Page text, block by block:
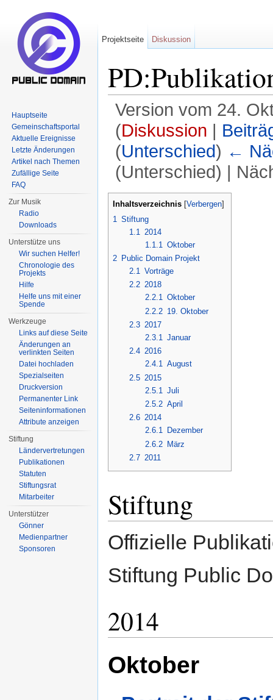
Version vom 24.
(Diskussion |
(Unterschied) ←
(Unterschied) |
Inhaltsverzeichnis [Verbergen]
1 Stiftung
1.1
2014
1.1.1
Oktober
2 Public Domain Projekt
2.1
Vorträge
2.2 2018
2.2.1 Oktober
2.2.2 19. Oktober
2.3 2017
2.3.1
Januar
2.4 2016
2.4.1 August
2.5 2015
2.5.1
Juli
2.5.2 April
2.6 2014
2.6.1 Dezember
2.6.2 März
2.7 2011
Stiftung
Offizielle
Stiftung Public
2014
Oktober
Projektseite Diskussion
Hauptseite
Gemeinschaftsportal
Aktuelle Ereignisse
Letzte Änderungen
Artikel nach Themen
Zufällige Seite
FAQ
Zur Musik
Radio
Downloads
Unterstütze uns
Wir suchen Helfer!
Chronologie des
Projekts
Hilfe
Helfe uns mit einer
Spende
Werkzeuge
Links auf diese Seite
Änderungen an
verlinkten Seiten
Datei hochladen
Spezialseiten
Druckversion
Permanenter Link
Seiten­informationen
Attribute anzeigen
Stiftung
Ländervertretungen
Publikationen
Statuten
Stiftungsrat
Mitarbeiter
Unterstützer
Gönner
Medienpartner
Sponsoren